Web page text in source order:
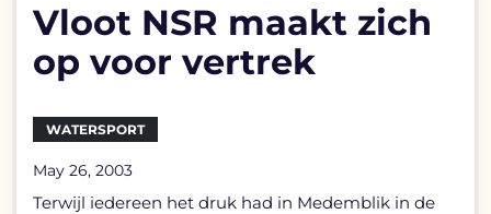
Vloot NSR maakt zich
op voor vertrek
WATERSPORT
May 26, 2003
Terwijl iedereen het druk had in Medemblik in de